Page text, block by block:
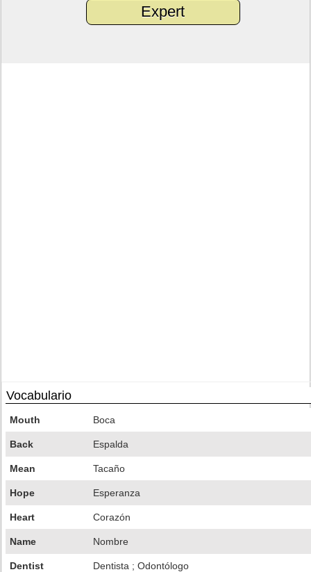
Expert
Vocabulario
Mouth Boca
Back Espalda
Mean Tacaño
Hope Esperanza
Heart Corazón
Name Nombre
Dentist Dentista ; Odontólogo